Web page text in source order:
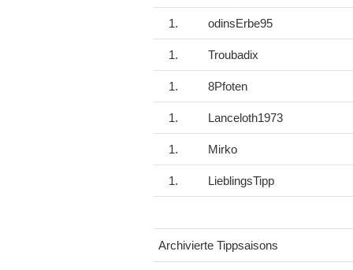
1. odinsErbe95
1. Troubadix
1. 8Pfoten
1. Lanceloth1973
1. Mirko
1. LieblingsTipp
Archivierte Tippsaisons